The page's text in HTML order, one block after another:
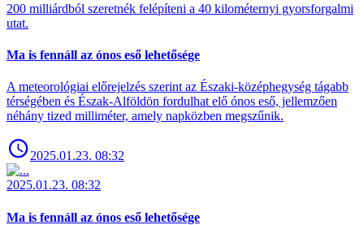
200 milliárdból szeretnék felépíteni a 40 kilométernyi gyorsforgalmi
utat.
Ma is fennáll az ónos eső lehetősége
A meteorológiai előrejelzés szerint az Északi-középhegység tágabb
térségében és Észak-Alföldön fordulhat elő ónos eső, jellemzően
néhány tized milliméter, amely napközben megszűnik.
2025.01.23. 08:32
2025.01.23. 08:32
Ma is fennáll az ónos eső lehetősége